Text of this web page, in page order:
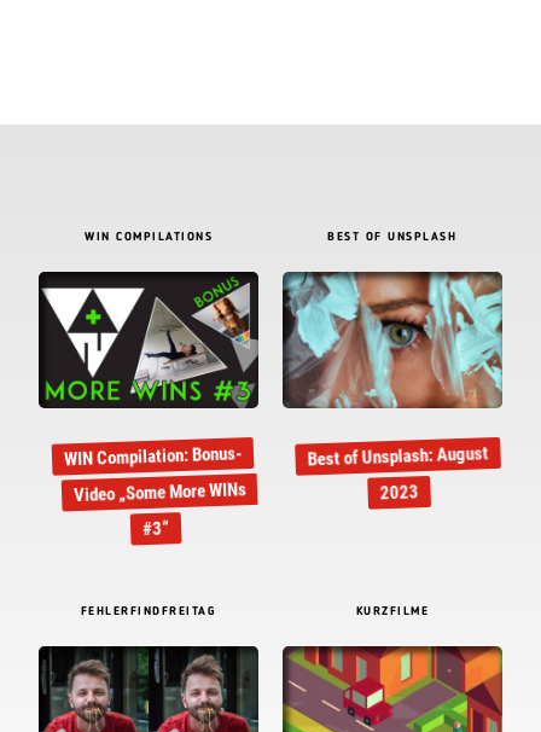
WIN COMPILATIONS
WIN Compilation: Bonus-
Video „Some More WINs
#3“
BEST OF UNSPLASH
Best of Unsplash: August
2023
FEHLERFINDFREITAG KURZFILME